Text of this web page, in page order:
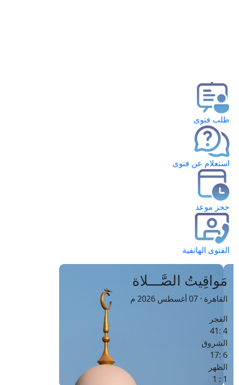
طلب فتوى
استعلام عن فتوى
حجز موعد
الفتوى الهاتفية
مَواقِيتُ الصَّـــلاة
القاهرة · 07 أغسطس 2026 م
الفجر
4 :41
الشروق
6 :17
الظهر
1 : 1